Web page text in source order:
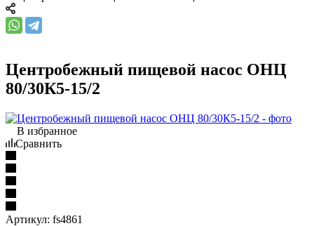
Центробежный пищевой насос ОНЦ
80/30К5-15/2
В избранное
Сравнить
Артикул: fs4861